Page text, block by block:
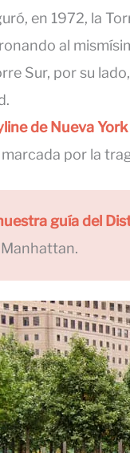
en 1972, la
al
Sur, por su
de Nueva York
por la
guía del